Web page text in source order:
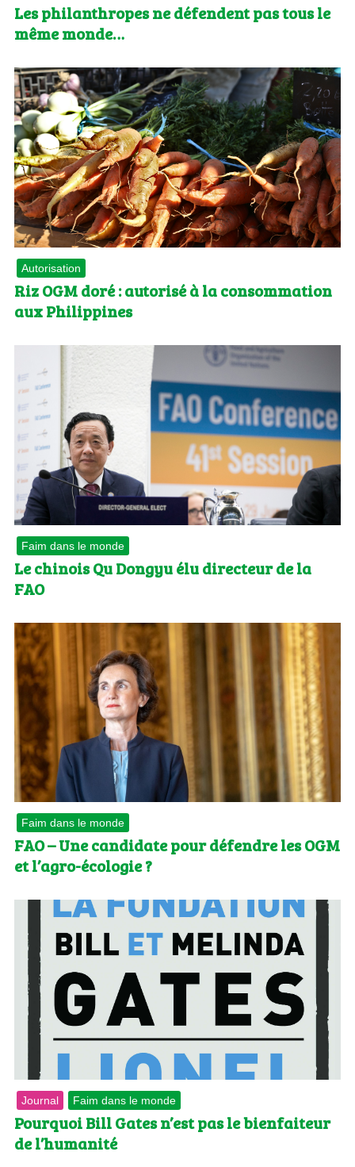
Les philanthropes ne défendent pas tous le
même monde…
Autorisation
Riz OGM doré : autorisé à la consommation
aux Philippines
Faim dans le monde
Le chinois Qu Dongyu élu directeur de la
FAO
Faim dans le monde
FAO – Une candidate pour défendre les OGM
et l’agro-écologie ?
Journal Faim dans le monde
Pourquoi Bill Gates n’est pas le bienfaiteur
de l’humanité